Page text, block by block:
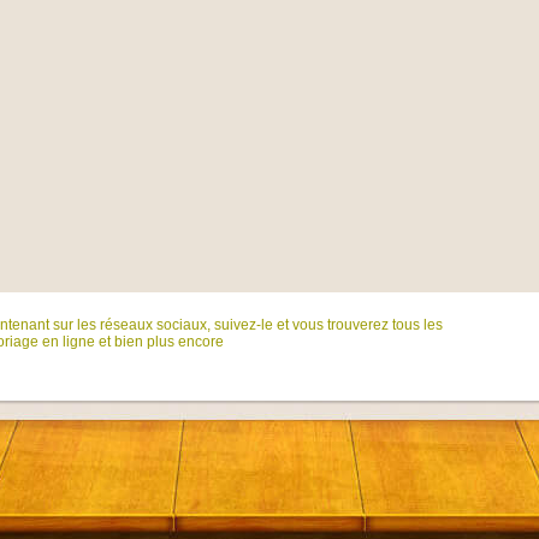
sur ​​les réseaux sociaux, suivez-le et vous trouverez tous les
en ligne et bien plus encore